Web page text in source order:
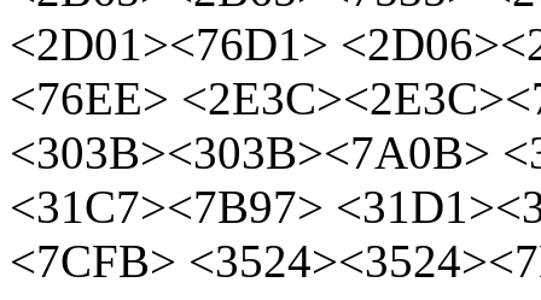
<2D01><76D1>
<76EE>
<303B><303B><7A0B>
<31C7><7B97>
<7CFB>